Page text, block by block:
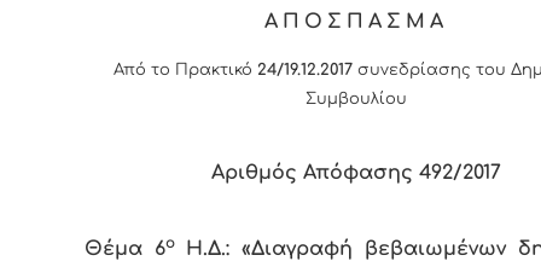
ΑΠΟΣΠΑΣΜΑ
Από το Πρακτικό 24/19.12.2017 συνεδρίασης του
Συμβουλίου
Αριθμός Απόφασης 492/2017
Θέμα 6οΗ.Δ.: «Διαγραφή βεβαιωμένων